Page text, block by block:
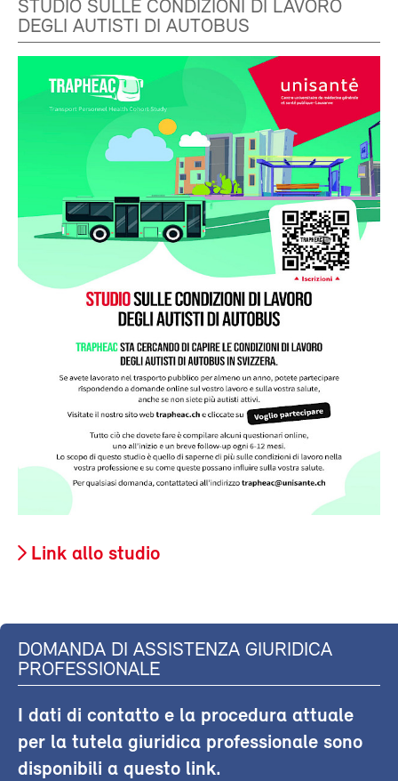
STUDIO SULLE CONDIZIONI DI LAVORO
DEGLI AUTISTI DI AUTOBUS
Link allo studio
DOMANDA DI ASSISTENZA GIURIDICA
PROFESSIONALE
I dati di contatto e la procedura attuale
per la tutela giuridica professionale sono
disponibili a questo link.